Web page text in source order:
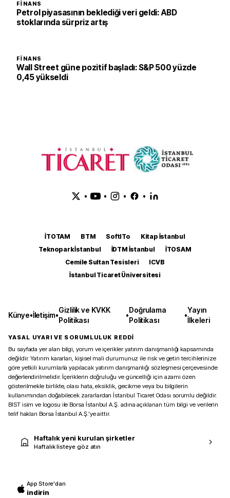
FINANS
Petrol piyasasının beklediği veri geldi: ABD
stoklarında sürpriz artış
FINANS
Wall Street güne pozitif başladı: S&P 500 yüzde
0,45 yükseldi
• • • •
İTOTAM BTM SoftITo
Kitap İstanbul
Teknopark İstanbul
İDTM İstanbul
İTOSAM
Cemile Sultan Tesisleri
ICVB
İstanbul Ticaret Üniversitesi
Künye•İletişim•
Gizlilik ve KVKK
Politikası
•
Doğrulama
Politikası
•
Yayın
İlkeleri
YASAL UYARI VE SORUMLULUK REDDİ
Bu sayfada yer alan bilgi, yorum ve içerikler yatırım danışmanlığı kapsamında
değildir. Yatırım kararları, kişisel mali durumunuz ile risk ve getiri tercihlerinize
göre yetkili kurumlarla yapılacak yatırım danışmanlığı sözleşmesi çerçevesinde
değerlendirilmelidir. İçeriklerin doğruluğu ve güncelliği için azami özen
gösterilmekle birlikte, olası hata, eksiklik, gecikme veya bu bilgilerin
kullanımından doğabilecek zararlardan İstanbul Ticaret Odası sorumlu değildir.
BIST isim ve logosu ile Borsa İstanbul A.Ş. adına açıklanan tüm bilgi ve verilerin
telif hakları Borsa İstanbul A.Ş.’ye aittir.
Haftalık yeni kurulan şirketler
Haftalık listeye göz atın
App Store'dan
indirin